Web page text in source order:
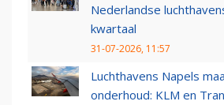
Nederlandse
kwartaal
31-07-2026, 11:57
Luchthavens Napels
onderhoud: KLM en